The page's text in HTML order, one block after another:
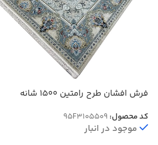
فرش افشان طرح رامتین 1500 شانه
کد محصول: 95F3105509
موجود در انبار